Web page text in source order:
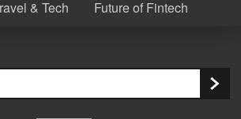
& Tech
Future of Fintech